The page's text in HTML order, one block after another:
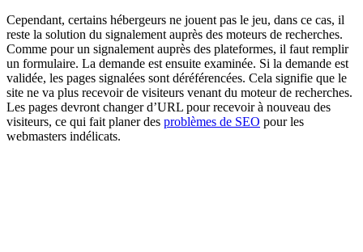
Cependant, certains hébergeurs ne jouent pas le jeu, dans ce cas, il
reste la solution du signalement auprès des moteurs de recherches.
Comme pour un signalement auprès des plateformes, il faut remplir
un formulaire. La demande est ensuite examinée. Si la demande est
validée, les pages signalées sont déréférencées. Cela signifie que le
site ne va plus recevoir de visiteurs venant du moteur de recherches.
Les pages devront changer d’URL pour recevoir à nouveau des
visiteurs, ce qui fait planer des problèmes de SEO pour les
webmasters indélicats.